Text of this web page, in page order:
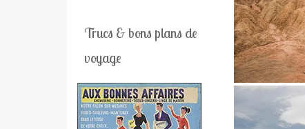
Trucs & bons plans de
voyage